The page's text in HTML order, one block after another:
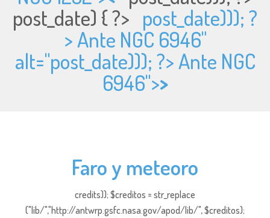
post_date) { ?> post_date))); ?
> Ante NGC 6946"
alt="post_date))); ?> Ante NGC
6946">>
Faro y meteoro
credits)); $creditos = str_replace
("lib/","http://antwrp.gsfc.nasa.gov/apod/lib/", $creditos);